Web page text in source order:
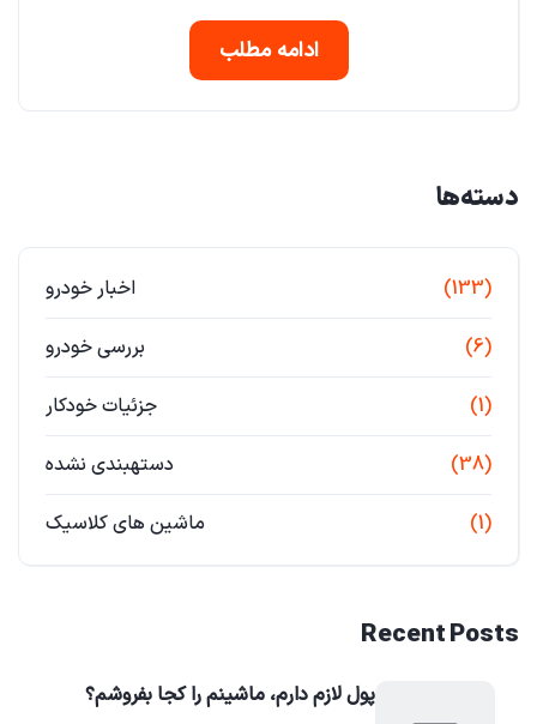
ادامه مطلب
دسته‌ها
اخبار خودرو (133)
بررسی خودرو (6)
جزئیات خودکار (1)
دستهبندی نشده (38)
ماشین های کلاسیک (1)
Recent Posts
پول لازم دارم، ماشینم را کجا بفروشم؟